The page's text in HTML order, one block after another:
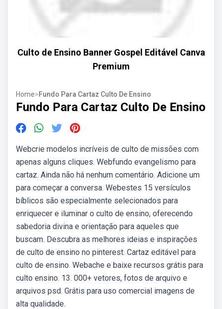
Culto de Ensino Banner Gospel Editável Canva
Premium
Home>Fundo Para Cartaz Culto De Ensino
Fundo Para Cartaz Culto De Ensino
Webcrie modelos incríveis de culto de missões com
apenas alguns cliques. Webfundo evangelismo para
cartaz. Ainda não há nenhum comentário. Adicione um
para começar a conversa. Webestes 15 versículos
bíblicos são especialmente selecionados para
enriquecer e iluminar o culto de ensino, oferecendo
sabedoria divina e orientação para aqueles que
buscam. Descubra as melhores ideias e inspirações
de culto de ensino no pinterest. Cartaz editável para
culto de ensino. Webache e baixe recursos grátis para
culto ensino. 13. 000+ vetores, fotos de arquivo e
arquivos psd. Grátis para uso comercial imagens de
alta qualidade.